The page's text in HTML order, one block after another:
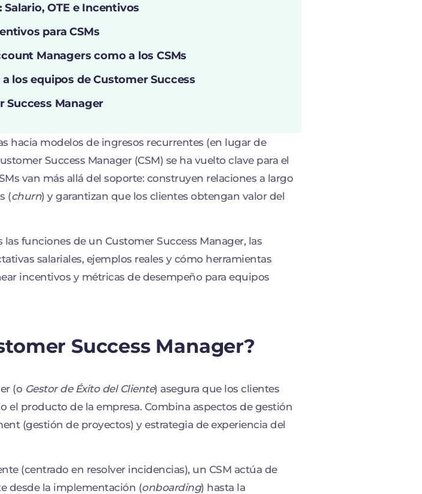
OTE e Incentivos
para CSMs
Managers como a los CSMs
los equipos de Customer Success
Success Manager
hacia modelos de ingresos recurrentes (en lugar de
Success Manager (CSM) se ha vuelto clave para el
van más allá del soporte: construyen relaciones a largo
(churn) y garantizan que los clientes obtengan valor del
las funciones de un Customer Success Manager, las
salariales, ejemplos reales y cómo herramientas
incentivos y métricas de desempeño para equipos
Success Manager?
(o Gestor de Éxito del Cliente) asegura que los clientes
el producto de la empresa. Combina aspectos de gestión
(gestión de proyectos) y estrategia de experiencia del
(centrado en resolver incidencias), un CSM actúa de
desde la implementación (onboarding) hasta la